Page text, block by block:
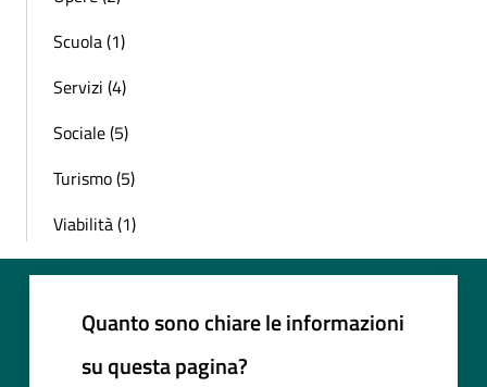
Scuola (1)
Servizi (4)
Sociale (5)
Turismo (5)
Viabilità (1)
Quanto sono chiare le informazioni
su questa pagina?